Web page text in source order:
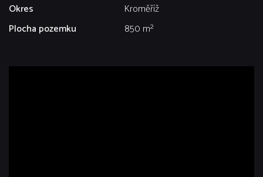
Okres
Kroměříž
Plocha pozemku
850 m²